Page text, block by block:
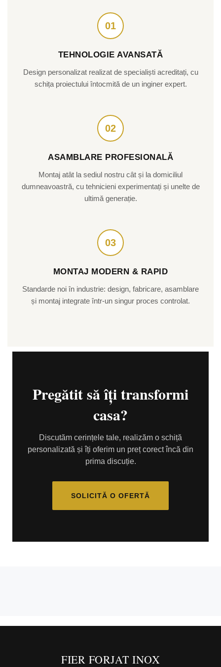
01
TEHNOLOGIE AVANSATĂ
Design personalizat realizat de specialiști acreditați, cu
schița proiectului întocmită de un inginer expert.
02
ASAMBLARE PROFESIONALĂ
Montaj atât la sediul nostru cât și la domiciliul
dumneavoastră, cu tehnicieni experimentați și unelte de
ultimă generație.
03
MONTAJ MODERN & RAPID
Standarde noi în industrie: design, fabricare, asamblare
și montaj integrate într-un singur proces controlat.
Pregătit să îți transformi
casa?
Discutăm cerințele tale, realizăm o schiță
personalizată și îți oferim un preț corect încă din
prima discuție.
SOLICITĂ O OFERTĂ
FIER FORJAT INOX